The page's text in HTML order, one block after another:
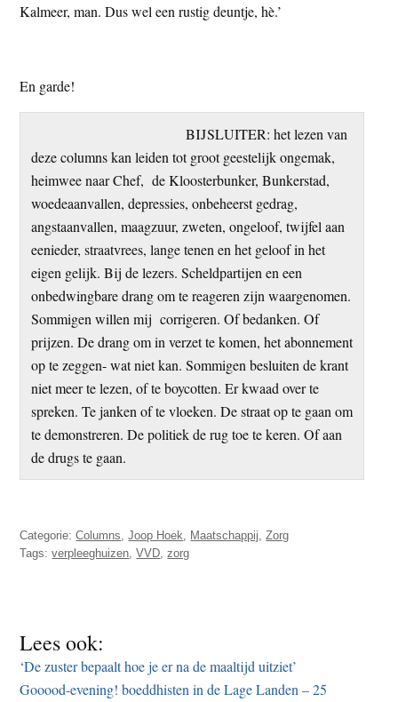
Kalmeer, man. Dus wel een rustig deuntje, hè.’
En garde!
BIJSLUITER: het lezen van
deze columns kan leiden tot groot geestelijk ongemak,
heimwee naar Chef, de Kloosterbunker, Bunkerstad,
woedeaanvallen, depressies, onbeheerst gedrag,
angstaanvallen, maagzuur, zweten, ongeloof, twijfel aan
eenieder, straatvrees, lange tenen en het geloof in het
eigen gelijk. Bij de lezers. Scheldpartijen en een
onbedwingbare drang om te reageren zijn waargenomen.
Sommigen willen mij corrigeren. Of bedanken. Of
prijzen. De drang om in verzet te komen, het abonnement
op te zeggen- wat niet kan. Sommigen besluiten de krant
niet meer te lezen, of te boycotten. Er kwaad over te
spreken. Te janken of te vloeken. De straat op te gaan om
te demonstreren. De politiek de rug toe te keren. Of aan
de drugs te gaan.
Categorie:Columns,Joop Hoek, Maatschappij,Zorg
Tags:verpleeghuizen,VVD,zorg
Lees ook:
‘De zuster bepaalt hoe je er na de maaltijd uitziet’
Gooood-evening! boeddhisten in de Lage Landen – 25